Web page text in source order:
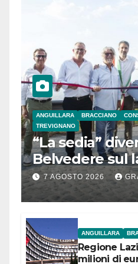
ANGUILLARA BRACCIANO
TREVIGNANO
“La sedia”
Belvedere sul
Bracciano: ieri
7 AGOSTO 2026
ANGUILLARA
Regione
milioni di